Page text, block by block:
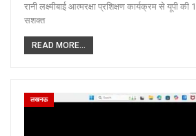
रानी लक्ष्मीबाई आत्मरक्षा प्रशिक्षण कार्यक्रम से यूपी
सशक्त
READ MORE...
लखनऊ